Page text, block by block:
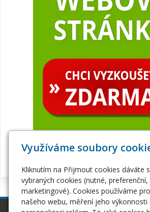
Využíváme soubory
Kliknutím na Přijmout cookies dáváte
vybraných cookies (nutné,
marketingové). Cookies používáme
našeho webu, měření jeho výkonnosti